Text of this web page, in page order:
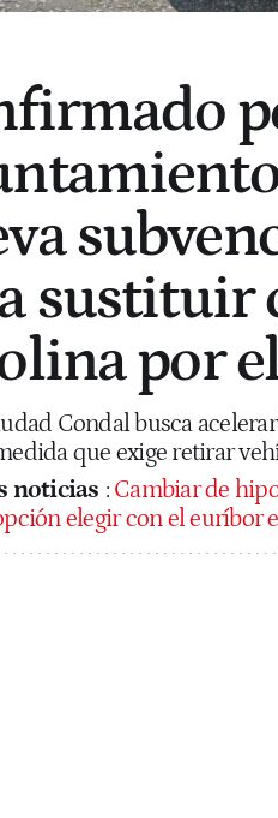
sustituir
por
Condal busca
que exige retirar
noticias : Cambiar de
elegir con el euríbor